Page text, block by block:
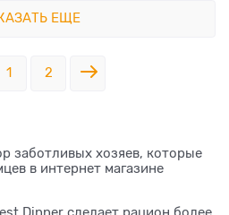
ЕЩЕ
1 2
заботливых хозяев, которые
в интернет магазине
Dinner сделает рацион более